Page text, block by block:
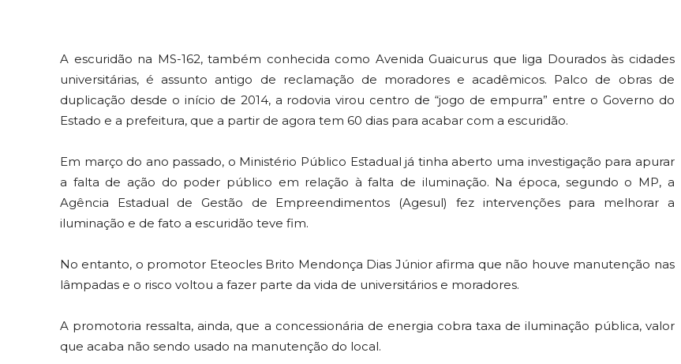
A escuridão na MS-162, também conhecida como Avenida Guaicurus que liga Dourados às cidades
universitárias, é assunto antigo de reclamação de moradores e acadêmicos. Palco de obras de
duplicação desde o início de 2014, a rodovia virou centro de “jogo de empurra” entre o Governo do
Estado e a prefeitura, que a partir de agora tem 60 dias para acabar com a escuridão.
Em março do ano passado, o Ministério Público Estadual já tinha aberto uma investigação para apurar
a falta de ação do poder público em relação à falta de iluminação. Na época, segundo o MP, a
Agência Estadual de Gestão de Empreendimentos (Agesul) fez intervenções para melhorar a
iluminação e de fato a escuridão teve fim.
No entanto, o promotor Eteocles Brito Mendonça Dias Júnior afirma que não houve manutenção nas
lâmpadas e o risco voltou a fazer parte da vida de universitários e moradores.
A promotoria ressalta, ainda, que a concessionária de energia cobra taxa de iluminação pública, valor
que acaba não sendo usado na manutenção do local.